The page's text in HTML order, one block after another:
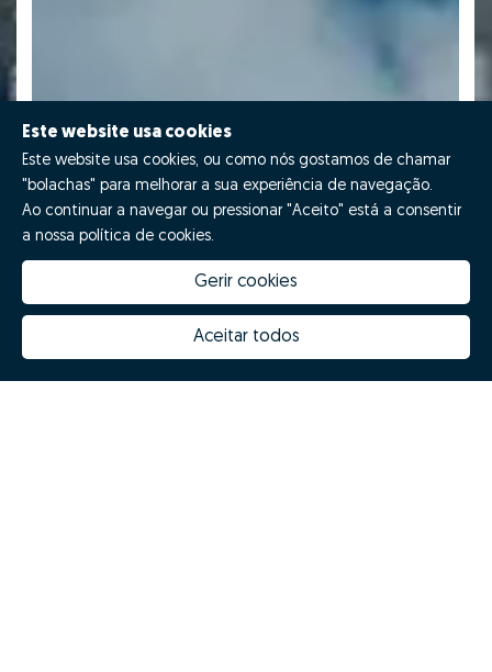
Este website usa cookies
Este website usa cookies, ou como nós gostamos de chamar
"bolachas" para melhorar a sua experiência de navegação.
Ao continuar a navegar ou pressionar "Aceito" está a consentir
a nossa política de cookies.
Gerir cookies
Aceitar todos